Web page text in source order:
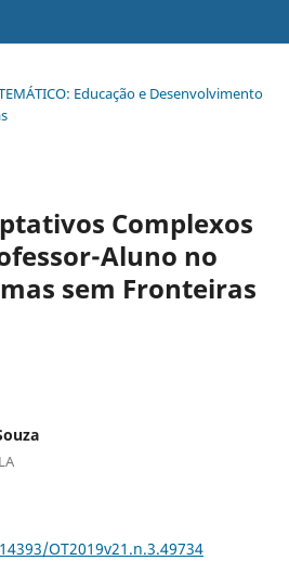
Educação e Desenvolvimento
Complexos
Aluno no
sem Fronteiras
OT2019v21.n.3.49734